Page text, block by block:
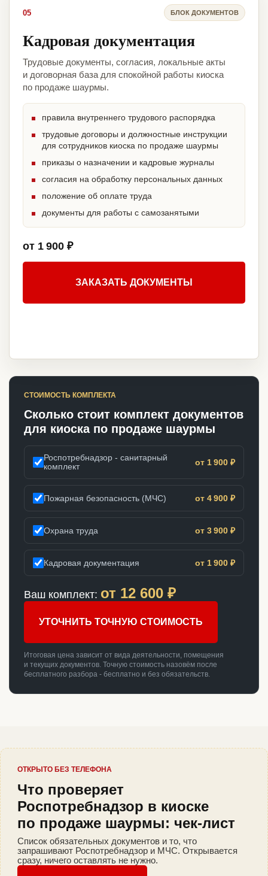
05 БЛОК ДОКУМЕНТОВ
Кадровая документация
Трудовые документы, согласия, локальные акты
и договорная база для спокойной работы киоска
по продаже шаурмы.
правила внутреннего трудового распорядка
трудовые договоры и должностные инструкции
для сотрудников киоска по продаже шаурмы
приказы о назначении и кадровые журналы
согласия на обработку персональных данных
положение об оплате труда
документы для работы с самозанятыми
от 1 900 ₽
ЗАКАЗАТЬ ДОКУМЕНТЫ
СТОИМОСТЬ КОМПЛЕКТА
Сколько стоит комплект документов
для киоска по продаже шаурмы
Роспотребнадзор - санитарный
комплект
от 1 900 ₽
Пожарная безопасность (МЧС) от 4 900 ₽
Охрана труда от 3 900 ₽
Кадровая документация от 1 900 ₽
Ваш комплект: от 12 600 ₽
УТОЧНИТЬ ТОЧНУЮ СТОИМОСТЬ
Итоговая цена зависит от вида деятельности, помещения
и текущих документов. Точную стоимость назовём после
бесплатного разбора - бесплатно и без обязательств.
ОТКРЫТО БЕЗ ТЕЛЕФОНА
Что проверяет
Роспотребнадзор в киоске
по продаже шаурмы: чек-лист
Список обязательных документов и то, что
запрашивают Роспотребнадзор и МЧС. Открывается
сразу, ничего оставлять не нужно.